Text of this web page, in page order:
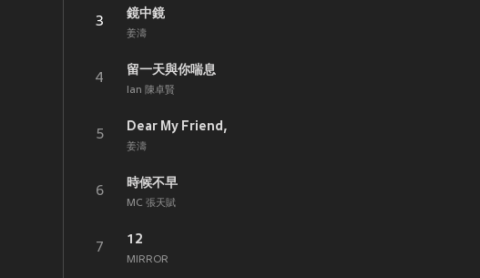
3
鏡中鏡
姜濤
4
留一天與你喘息
Ian 陳卓賢
5
Dear My Friend,
姜濤
6
時候不早
MC 張天賦
7
12
MIRROR